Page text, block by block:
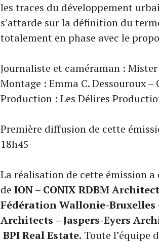
les traces du développement
s’attarde sur la définition du
totalement en phase avec le
Journaliste et caméraman :
Montage : Emma C. Dessouroux –
Production : Les Délires
Première diffusion de cette
18h45
La réalisation de cette émission
de ION – CONIX RDBM
Fédération Wallonie-Bruxelles
Architects – Jaspers-Eyers
BPI Real Estate. Toute l’équipe